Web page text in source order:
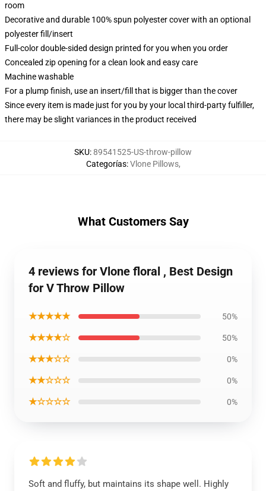
room
Decorative and durable 100% spun polyester cover with an optional
polyester fill/insert
Full-color double-sided design printed for you when you order
Concealed zip opening for a clean look and easy care
Machine washable
For a plump finish, use an insert/fill that is bigger than the cover
Since every item is made just for you by your local third-party fulfiller,
there may be slight variances in the product received
SKU:89541525-US-throw-pillow
Categorías:Vlone Pillows,
What Customers Say
4 reviews for Vlone floral , Best Design
for V Throw Pillow
★★★★★ 50%
★★★★☆ 50%
★★★☆☆ 0%
★★☆☆☆ 0%
★☆☆☆☆ 0%
Soft and fluffy, but maintains its shape well. Highly